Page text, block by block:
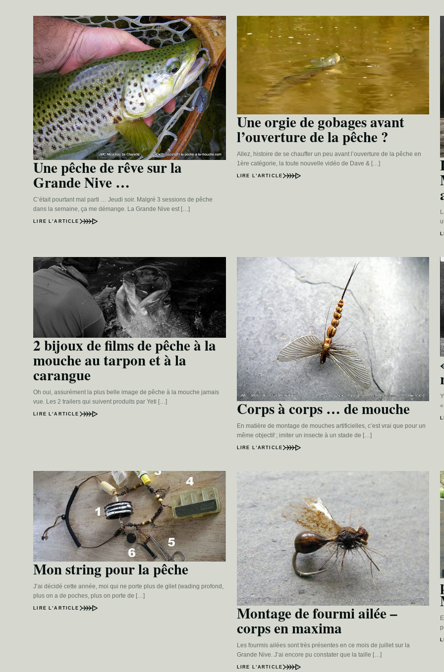
Une pêche de rêve sur la
Grande Nive …
C’était pourtant mal parti … Jeudi soir. Malgré 3 sessions de pêche
dans la semaine, ça me démange. La Grande Nive est […]
LIRE L’ARTICLE
Une orgie de gobages avant
l’ouverture de la pêche ?
Allez, histoire de se chauffer un peu avant l’ouverture de la pêche en
1ère catégorie, la toute nouvelle vidéo de Dave & […]
LIRE L’ARTICLE
2 bijoux de films de pêche à la
mouche au tarpon et à la
carangue
Oh oui, assurément la plus belle image de pêche à la mouche jamais
vue. Les 2 trailers qui suivent produits par Yeti […]
LIRE L’ARTICLE Corps à corps … de mouche
En matière de montage de mouches artificielles, c’est vrai que pour un
même objectif ; imiter un insecte à un stade de […]
LIRE L’ARTICLE
Mon string pour la pêche
J’ai décidé cette année, moi qui ne porte plus de gilet (wading profond,
plus on a de poches, plus on porte de […]
LIRE L’ARTICLE Montage de fourmi ailée –
corps en maxima
Les fourmis ailées sont très présentes en ce mois de juillet sur la
Grande Nive. J’ai encore pu constater que la taille […]
LIRE L’ARTICLE